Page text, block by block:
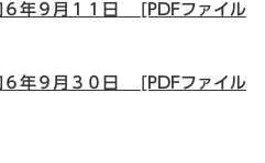
年９月１１日 [PDFファイル
年９月３０日 [PDFファイル